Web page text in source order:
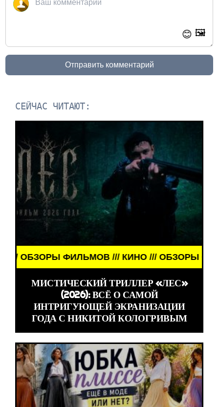
😊 🖼️
Отправить комментарий
СЕЙЧАС ЧИТАЮТ:
ФИЛЬМОВ /// КИНО /// ОБЗОРЫ ФИЛЬМОВ ///
МИСТИЧЕСКИЙ ТРИЛЛЕР «ЛЕС»
(2026): ВСЁ О САМОЙ
ИНТРИГУЮЩЕЙ ЭКРАНИЗАЦИИ
ГОДА С НИКИТОЙ КОЛОГРИВЫМ